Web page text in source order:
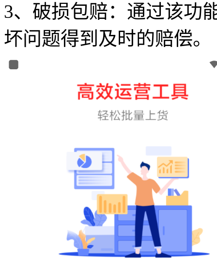
3、破损包赔：通过该功
坏问题得到及时的赔偿。